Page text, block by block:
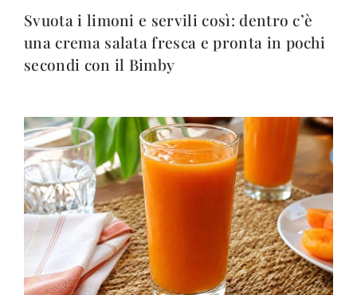
Svuota i limoni e servili così: dentro c’è
una crema salata fresca e pronta in pochi
secondi con il Bimby